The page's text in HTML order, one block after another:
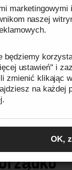
marketingowymi
naszej
ustawień" i
zmienić klikając
na każdej
przetwarzamy
Polityce OK,
jest znaczące
przestępców,
z kamer mogą